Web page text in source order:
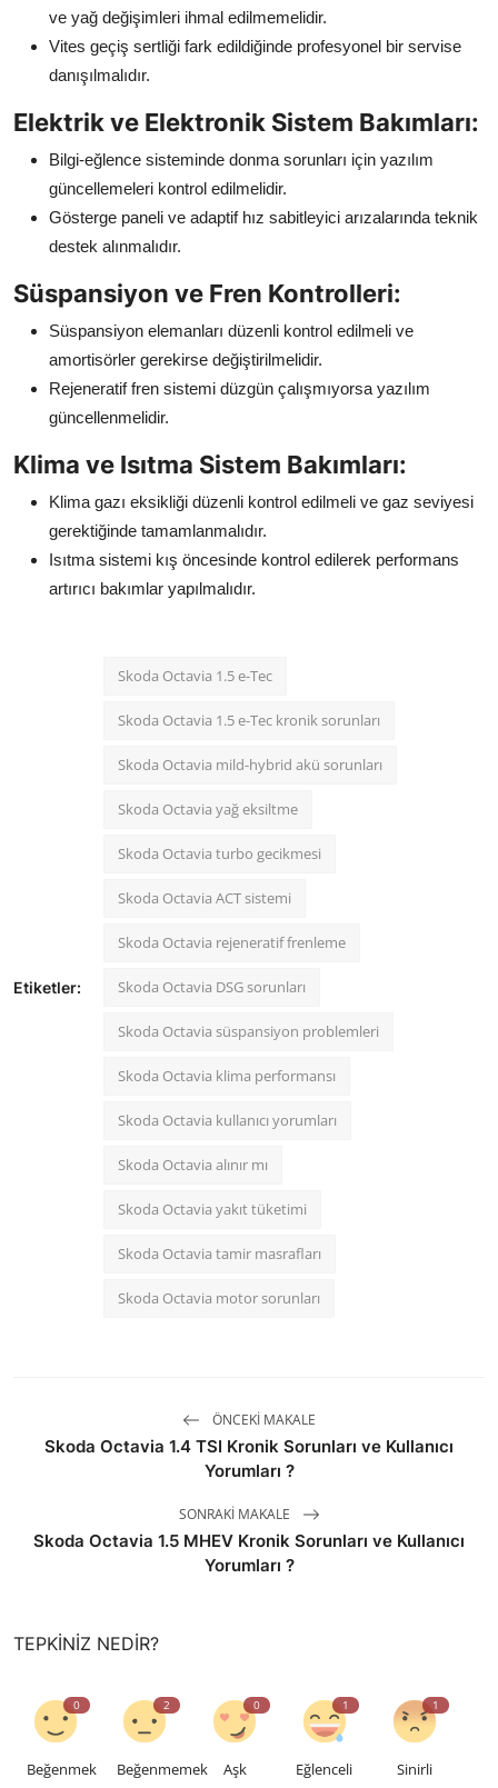
ve yağ değişimleri ihmal edilmemelidir.
Vites geçiş sertliği fark edildiğinde profesyonel bir servise
danışılmalıdır.
Elektrik ve Elektronik Sistem Bakımları:
Bilgi-eğlence sisteminde donma sorunları için yazılım
güncellemeleri kontrol edilmelidir.
Gösterge paneli ve adaptif hız sabitleyici arızalarında teknik
destek alınmalıdır.
Süspansiyon ve Fren Kontrolleri:
Süspansiyon elemanları düzenli kontrol edilmeli ve
amortisörler gerekirse değiştirilmelidir.
Rejeneratif fren sistemi düzgün çalışmıyorsa yazılım
güncellenmelidir.
Klima ve Isıtma Sistem Bakımları:
Klima gazı eksikliği düzenli kontrol edilmeli ve gaz seviyesi
gerektiğinde tamamlanmalıdır.
Isıtma sistemi kış öncesinde kontrol edilerek performans
artırıcı bakımlar yapılmalıdır.
Etiketler:
Skoda Octavia 1.5 e-Tec
Skoda Octavia 1.5 e-Tec kronik sorunları
Skoda Octavia mild-hybrid akü sorunları
Skoda Octavia yağ eksiltme
Skoda Octavia turbo gecikmesi
Skoda Octavia ACT sistemi
Skoda Octavia rejeneratif frenleme
Skoda Octavia DSG sorunları
Skoda Octavia süspansiyon problemleri
Skoda Octavia klima performansı
Skoda Octavia kullanıcı yorumları
Skoda Octavia alınır mı
Skoda Octavia yakıt tüketimi
Skoda Octavia tamir masrafları
Skoda Octavia motor sorunları
ÖNCEKI MAKALE
Skoda Octavia 1.4 TSI Kronik Sorunları ve Kullanıcı
Yorumları ?
SONRAKI MAKALE
Skoda Octavia 1.5 MHEV Kronik Sorunları ve Kullanıcı
Yorumları ?
TEPKINIZ NEDIR?
0
Beğenmek
2
Beğenmemek
0
Aşk
1
Eğlenceli
1
Sinirli